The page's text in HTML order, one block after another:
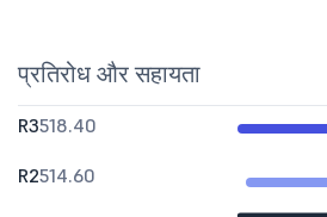
प्रतिरोध और सहायता
R3518.40
R2514.60